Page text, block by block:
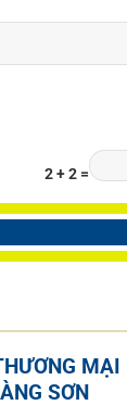
2 + 2 =
MẠI
SƠN